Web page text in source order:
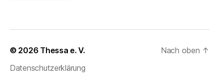
© 2026 Thessa e. V.
Datenschutzerklärung
Nach oben ↑